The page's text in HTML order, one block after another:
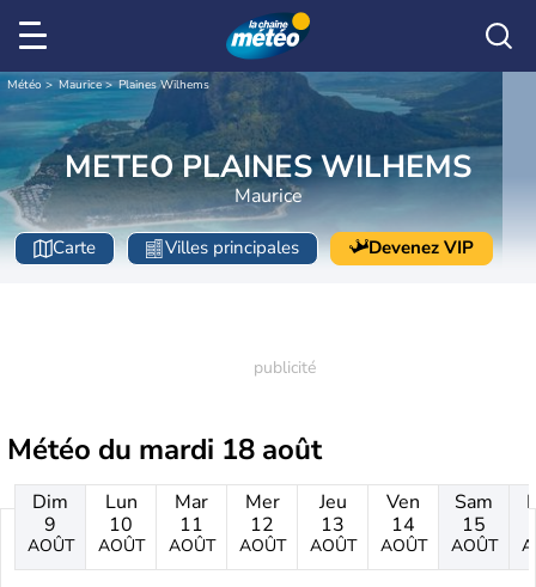
Météo Maurice Plaines Wilhems
METEO PLAINES WILHEMS
Maurice
Carte Villes principales Devenez VIP
Météo du mardi 18 août
Dim
9
AOÛT
Lun
10
AOÛT
Mar
11
AOÛT
Mer
12
AOÛT
Jeu
13
AOÛT
Ven
14
AOÛT
Sam
15
AOÛT